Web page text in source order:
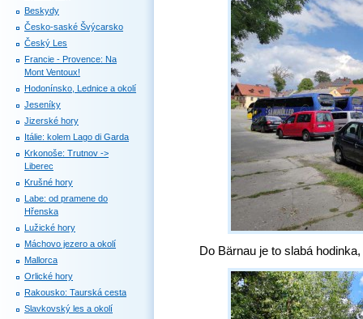
Do Bärnau je to slabá
Beskydy
Česko-saské Švýcarsko
Český Les
Francie - Provence: Na
Mont Ventoux!
Hodonínsko, Lednice a okolí
Jeseníky
Jizerské hory
Itálie: kolem Lago di Garda
Krkonoše: Trutnov ->
Liberec
Krušné hory
Labe: od pramene do
Hřenska
Lužické hory
Máchovo jezero a okolí
Mallorca
Orlické hory
Rakousko: Taurská cesta
Slavkovský les a okolí